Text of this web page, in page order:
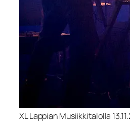
XL Lappian Musiikkitalolla